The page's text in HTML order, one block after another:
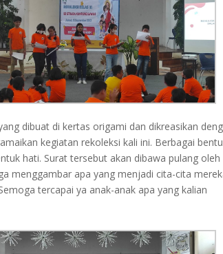
dibuat di kertas origami dan dikreasikan
kegiatan rekoleksi kali ini. Berbagai
hati. Surat tersebut akan dibawa pulang oleh
menggambar apa yang menjadi cita-cita
tercapai ya anak-anak apa yang kalian